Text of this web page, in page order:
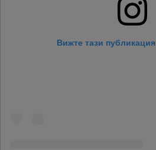
Вижте тази